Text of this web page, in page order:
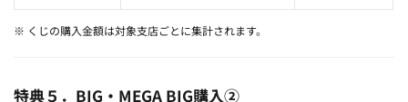
※ くじの購入金額は対象支店ごとに集計されます。
特典５．BIG・MEGA BIG購入②